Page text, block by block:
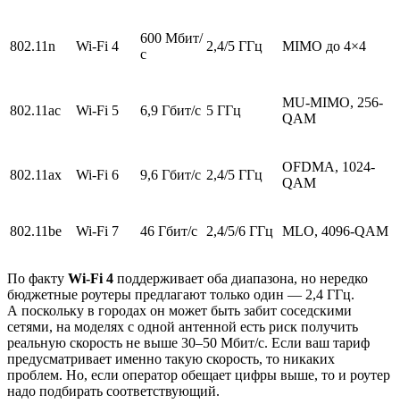
802.11n Wi‑Fi 4
600 Мбит/
с
2,4/5 ГГц MIMO до 4×4
802.11ac Wi‑Fi 5 6,9 Гбит/с 5 ГГц
MU‑MIMO, 256-
QAM
802.11ax Wi‑Fi 6 9,6 Гбит/с 2,4/5 ГГц
OFDMA, 1024-
QAM
802.11be Wi‑Fi 7 46 Гбит/с 2,4/5/6 ГГц MLO, 4096-QAM
По факту Wi‑Fi 4 поддерживает оба диапазона, но нередко
бюджетные роутеры предлагают только один — 2,4 ГГц.
А поскольку в городах он может быть забит соседскими
сетями, на моделях с одной антенной есть риск получить
реальную скорость не выше 30–50 Мбит/с. Если ваш тариф
предусматривает именно такую скорость, то никаких
проблем. Но, если оператор обещает цифры выше, то и роутер
надо подбирать соответствующий.